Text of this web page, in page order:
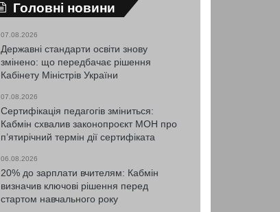
Головні новини
07.08.2026
Державні стандарти освіти знову
змінено: що передбачає рішення
Кабінету Міністрів України
07.08.2026
Сертифікація педагогів зміниться:
Кабмін схвалив законопроєкт МОН про
п’ятирічний термін дії сертифіката
06.08.2026
20% до зарплати вчителям: Кабмін
визначив ключові рішення перед
стартом навчального року